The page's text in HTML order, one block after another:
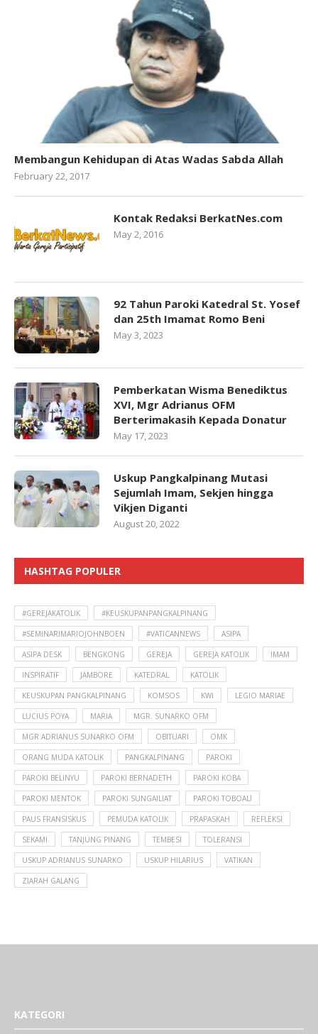
Membangun Kehidupan di Atas Wadas Sabda Allah
February 22, 2017
Kontak Redaksi BerkatNes.com
May 2, 2016
92 Tahun Paroki Katedral St. Yosef
dan 25th Imamat Romo Beni
May 3, 2023
Pemberkatan Wisma Benediktus
XVI, Mgr Adrianus OFM
Berterimakasih Kepada Donatur
May 17, 2023
Uskup Pangkalpinang Mutasi
Sejumlah Imam, Sekjen hingga
Vikjen Diganti
August 20, 2022
HASHTAG POPULER
#GEREJAKATOLIK #KEUSKUPANPANGKALPINANG
#SEMINARIMARIOJOHNBOEN #VATICANNEWS ASIPA
ASIPA DESK BENGKONG GEREJA GEREJA KATOLIK IMAM
INSPIRATIF JAMBORE KATEDRAL KATOLIK
KEUSKUPAN PANGKALPINANG KOMSOS KWI LEGIO MARIAE
LUCIUS POYA MARIA MGR. SUNARKO OFM
MGR ADRIANUS SUNARKO OFM OBITUARI OMK
ORANG MUDA KATOLIK PANGKALPINANG PAROKI
PAROKI BELINYU PAROKI BERNADETH PAROKI KOBA
PAROKI MENTOK PAROKI SUNGAILIAT PAROKI TOBOALI
PAUS FRANSISKUS PEMUDA KATOLIK PRAPASKAH REFLEKSI
SEKAMI TANJUNG PINANG TEMBESI TOLERANSI
USKUP ADRIANUS SUNARKO USKUP HILARIUS VATIKAN
ZIARAH GALANG
KATEGORI